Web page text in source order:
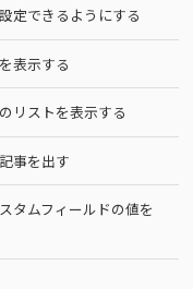
定できるようにする
表示する
リストを表示する
事を出す
タムフィールドの値を